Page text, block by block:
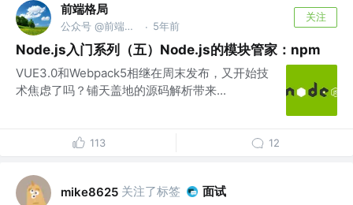
前端格局
公众号 @前端进阶指南 · 5年前
关注
Node.js入门系列（五）Node.js的模块管家：npm
VUE3.0和Webpack5相继在周末发布，又开始技
术焦虑了吗？铺天盖地的源码解析带来...
113 12
mike8625 关注了标签 面试